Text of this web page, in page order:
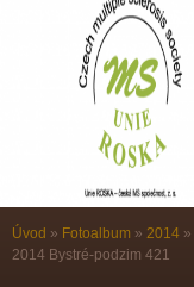
Úvod » Fotoalbum » 2014 »
2014 Bystré-podzim 421